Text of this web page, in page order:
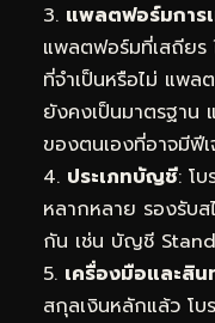
3. แพลตฟอร์มการ
แพลตฟอร์มที่เสถียร
ที่จำเป็นหรือไม่ แพ
ยังคงเป็นมาตรฐาน
ของตนเองที่อาจมีฟี
4. ประเภทบัญชี: โ
หลากหลาย รองรับส
กัน เช่น บัญชี
5. เครื่องมือและสิ
สกุลเงินหลักแล้ว โบ